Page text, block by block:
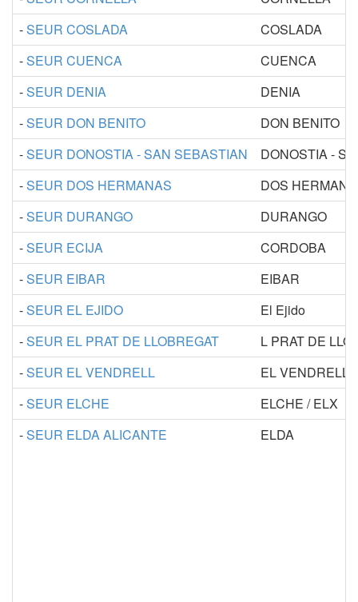
-SEUR COSLADA
COSLADA
-SEUR CUENCA
CUENCA
-SEUR DENIA
DENIA
-SEUR DON BENITO
DON BENITO
-SEUR DONOSTIA - SAN SEBASTIAN
DONOSTIA - SS
-SEUR DOS HERMANAS
DOS
-SEUR DURANGO
DURANGO
-SEUR ECIJA
CORDOBA
-SEUR EIBAR
EIBAR
-SEUR EL EJIDO
El Ejido
-SEUR EL PRAT DE LLOBREGAT
L PRAT DE
-SEUR EL VENDRELL
EL VENDRELL
-SEUR ELCHE
ELCHE / ELX
-SEUR ELDA ALICANTE ELDA